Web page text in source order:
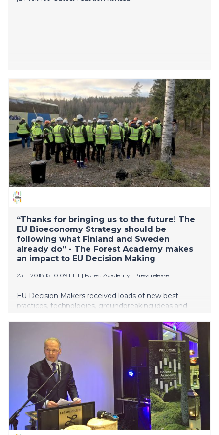
“Thanks for bringing us to the future! The
EU Bioeconomy Strategy should be
following what Finland and Sweden
already do” - The Forest Academy makes
an impact to EU Decision Making
23.11.2018 15:10:09 EET | Forest Academy | Press release
EU Decision Makers received loads of new best
practices, technologies, groundbreaking ideas and
Academy organized for them by Finland and Sweden.
The importance of the forest sector in the fight
against climate change was effectively revealed by
the eye-opening presentations from Ministers of the
two countries as well as top CEOs and experts. The
various opportunities and the huge potential of
forests were welcomed by a highly receptive
audience.